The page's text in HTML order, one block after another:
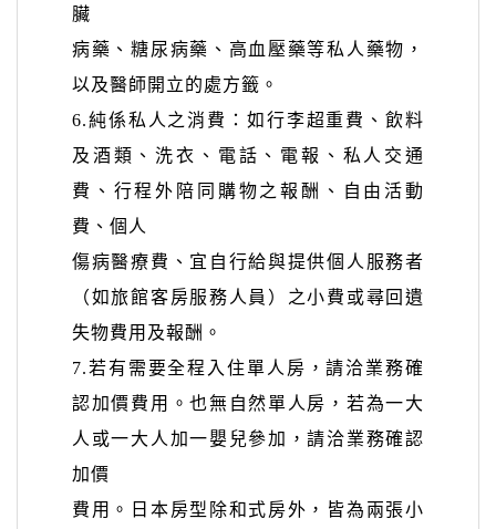
臟
病藥、糖尿病藥、高血壓藥等私人藥物，
以及醫師開立的處方籤。
6.純係私人之消費：如行李超重費、飲料
及酒類、洗衣、電話、電報、私人交通
費、行程外陪同購物之報酬、自由活動
費、個人
傷病醫療費、宜自行給與提供個人服務者
（如旅館客房服務人員）之小費或尋回遺
失物費用及報酬。
7.若有需要全程入住單人房，請洽業務確
認加價費用。也無自然單人房，若為一大
人或一大人加一嬰兒參加，請洽業務確認
加價
費用。日本房型除和式房外，皆為兩張小